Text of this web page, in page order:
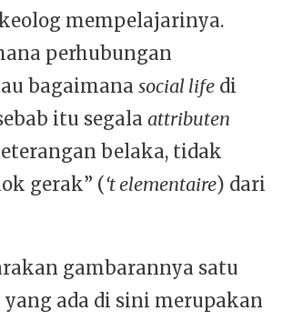
mempelajarinya.
perhubungan
bagaimana social life di
itu segala attributen
belaka, tidak
gerak” (‘t elementaire) dari
gambarannya satu
ada di sini merupakan